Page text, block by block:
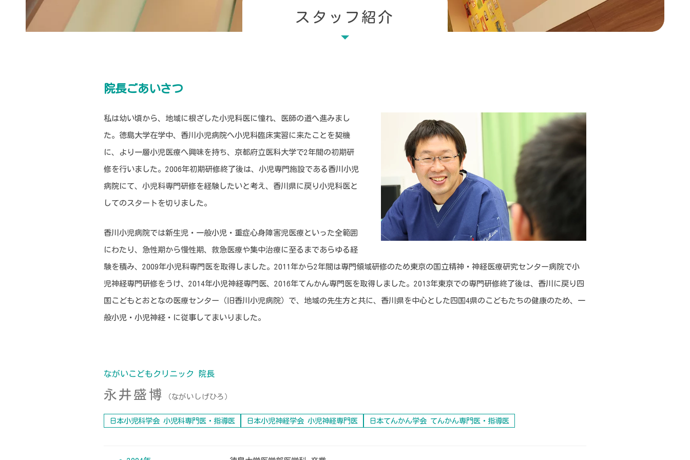
スタッフ紹介
院長ごあいさつ
私は幼い頃から、地域に根ざした小児科医に憧れ、医師の道へ進みまし
た。徳島大学在学中、香川小児病院へ小児科臨床実習に来たことを契機
に、より一層小児医療へ興味を持ち、京都府立医科大学で2年間の初期研
修を行いました。2006年初期研修終了後は、小児専門施設である香川小児
病院にて、小児科専門研修を経験したいと考え、香川県に戻り小児科医と
してのスタートを切りました。
香川小児病院では新生児・一般小児・重症心身障害児医療といった全範囲
にわたり、急性期から慢性期、救急医療や集中治療に至るまであらゆる経
験を積み、2009年小児科専門医を取得しました。2011年から2年間は専門領域研修のため東京の国立精神・神経医療研究センター病院で小
児神経専門研修をうけ、2014年小児神経専門医、2016年てんかん専門医を取得しました。2013年東京での専門研修終了後は、香川に戻り四
国こどもとおとなの医療センター（旧香川小児病院）で、地域の先生方と共に、香川県を中心とした四国4県のこどもたちの健康のため、一
般小児・小児神経・に従事してまいりました。
ながいこどもクリニック 院長
永井盛博 （ながいしげひろ）
日本小児科学会 小児科専門医・指導医 日本小児神経学会 小児神経専門医 日本てんかん学会 てんかん専門医・指導医